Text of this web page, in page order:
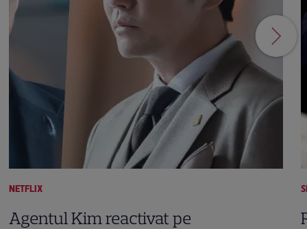
NETFLIX
Agentul Kim reactivat pe